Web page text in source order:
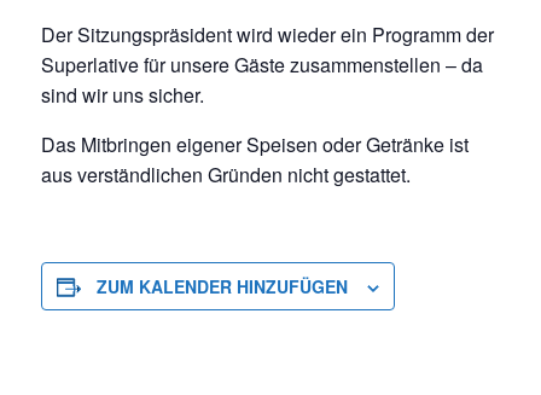
Der Sitzungspräsident wird wieder ein Programm der
Superlative für unsere Gäste zusammenstellen – da
sind wir uns sicher.
Das Mitbringen eigener Speisen oder Getränke ist
aus verständlichen Gründen nicht gestattet.
ZUM KALENDER HINZUFÜGEN